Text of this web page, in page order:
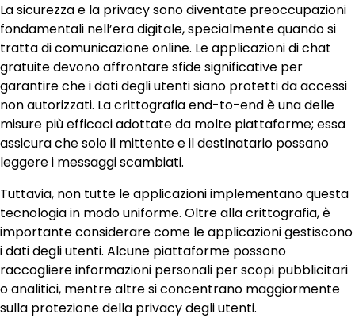
La sicurezza e la privacy sono diventate preoccupazioni
fondamentali nell’era digitale, specialmente quando si
tratta di comunicazione online. Le applicazioni di chat
gratuite devono affrontare sfide significative per
garantire che i dati degli utenti siano protetti da accessi
non autorizzati. La crittografia end-to-end è una delle
misure più efficaci adottate da molte piattaforme; essa
assicura che solo il mittente e il destinatario possano
leggere i messaggi scambiati.
Tuttavia, non tutte le applicazioni implementano questa
tecnologia in modo uniforme. Oltre alla crittografia, è
importante considerare come le applicazioni gestiscono
i dati degli utenti. Alcune piattaforme possono
raccogliere informazioni personali per scopi pubblicitari
o analitici, mentre altre si concentrano maggiormente
sulla protezione della privacy degli utenti.